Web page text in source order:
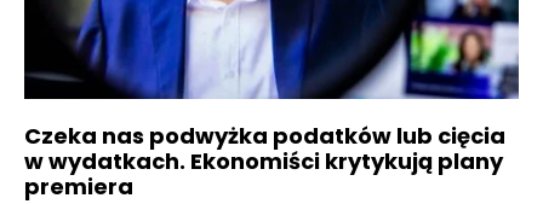
Czeka nas podwyżka podatków lub cięcia
w wydatkach. Ekonomiści krytykują plany
premiera